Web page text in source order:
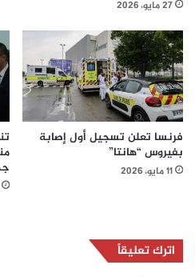
27 مايو، 2026
فرنسا تعلن تسجيل أول إصابة
بفيروس “هانتا”
11 مايو، 2026
اترك تعليقاً